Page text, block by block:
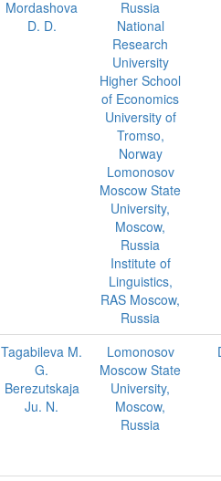
Mordashova
D. D.
Russia
National
Research
University
Higher School
of Economics
University of
Tromso,
Norway
Lomonosov
Moscow State
University,
Moscow,
Russia
Institute of
Linguistics,
RAS Moscow,
Russia
Tagabileva M.
G.
Berezutskaja
Ju. N.
Lomonosov
Moscow State
University,
Moscow,
Russia